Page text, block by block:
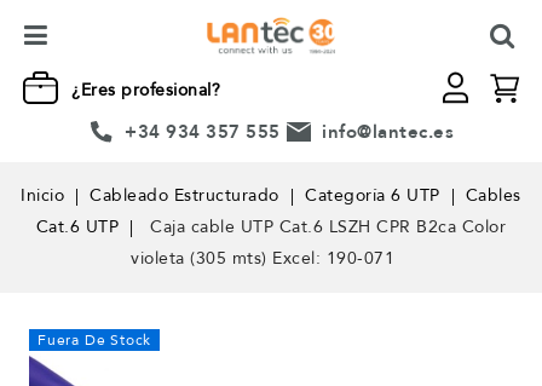
¿Eres profesional?
+34 934 357 555 info@lantec.es
Inicio Cableado Estructurado Categoría 6 UTP
Cables
Cat.6 UTP
Caja cable UTP Cat.6 LSZH CPR B2ca Color
violeta (305 mts) Excel: 190-071
Fuera De Stock